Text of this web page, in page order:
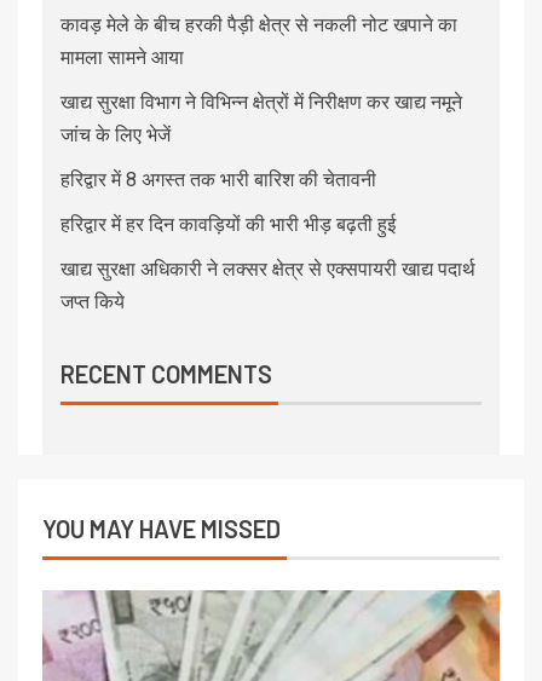
कावड़ मेले के बीच हरकी पैड़ी क्षेत्र से नकली नोट खपाने का
मामला सामने आया
खाद्य सुरक्षा विभाग ने विभिन्न क्षेत्रों में निरीक्षण कर खाद्य नमूने
जांच के लिए भेजें
हरिद्वार में 8 अगस्त तक भारी बारिश की चेतावनी
हरिद्वार में हर दिन कावड़ियों की भारी भीड़ बढ़ती हुई
खाद्य सुरक्षा अधिकारी ने लक्सर क्षेत्र से एक्सपायरी खाद्य पदार्थ
जप्त किये
RECENT COMMENTS
YOU MAY HAVE MISSED